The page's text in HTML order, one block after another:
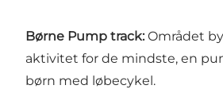
Børne Pump track: Området
aktivitet for de mindste, en
børn med løbecykel.